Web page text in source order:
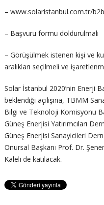
– www.solaristanbul.com.tr/
– Başvuru formu doldurulmalı
– Görüşülmek istenen kişi ve
aralıkları seçilmeli ve
Solar İstanbul 2020’nin Enerji
beklendiği açılışına, TBMM
Bilgi ve Teknoloji Komisyonu
Güneş Enerjisi Yatırımcıları
Güneş Enerjisi Sanayicileri
Onursal Başkanı Prof. Dr.
Kaleli de katılacak.